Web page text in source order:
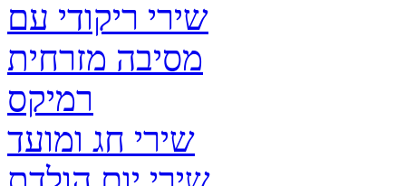
שירי ריקודי עם
מסיבה מזרחית
רמיקס
שירי חג ומועד